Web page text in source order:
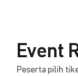
Event
Peserta pilih